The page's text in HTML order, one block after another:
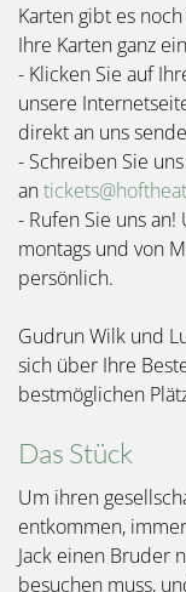
Karten gibt es
Ihre Karten ganz
- Klicken Sie auf
unsere
direkt an uns
- Schreiben Sie
an
- Rufen Sie uns
montags und von
persönlich.
Gudrun Wilk und
sich über Ihre
bestmöglichen
Das Stück
Um ihren
entkommen,
Jack einen Bruder
besuchen muss,